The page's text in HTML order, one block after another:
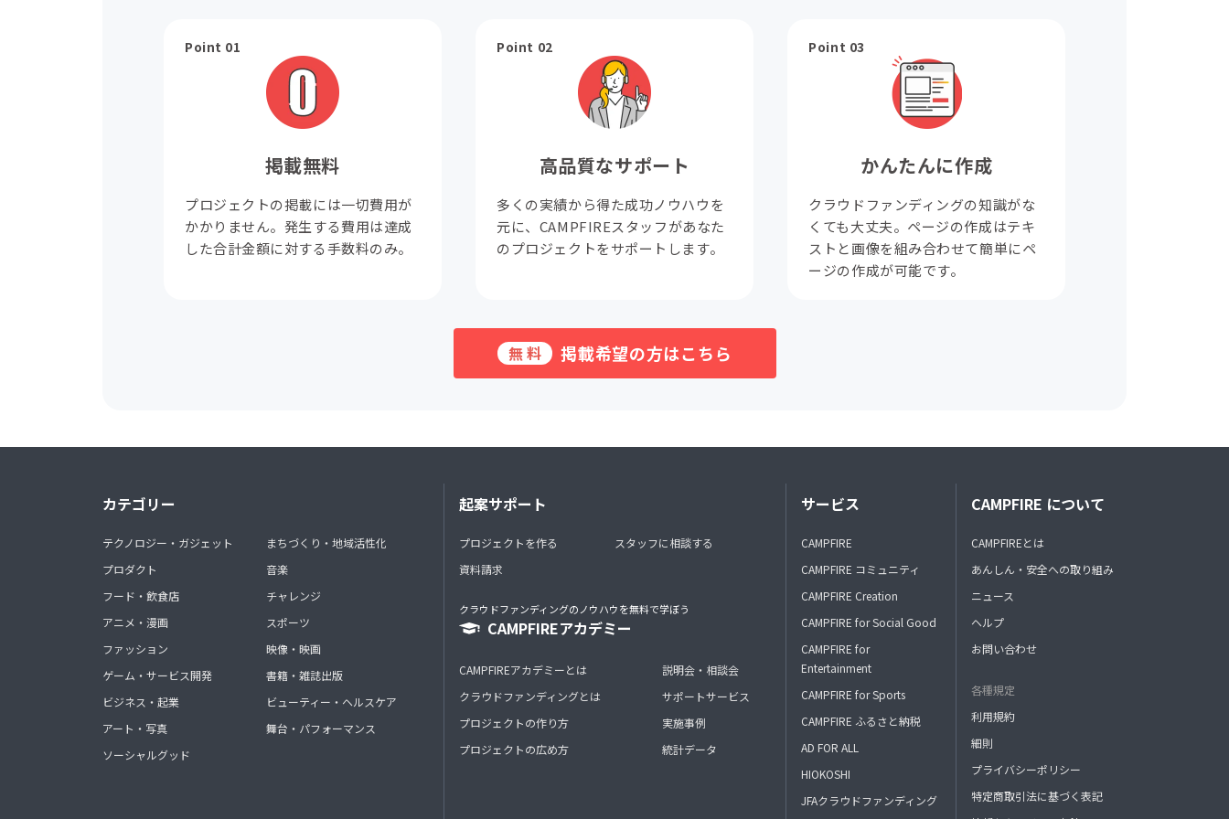
Point 01
掲載無料
プロジェクトの掲載には一切費用が
かかりません。発生する費用は達成
した合計金額に対する手数料のみ。
Point 02
高品質なサポート
多くの実績から得た成功ノウハウを
元に、CAMPFIREスタッフがあなた
のプロジェクトをサポートします。
Point 03
かんたんに作成
クラウドファンディングの知識がな
くても大丈夫。ページの作成はテキ
ストと画像を組み合わせて簡単にペ
ージの作成が可能です。
無料 掲載希望の方はこちら
カテゴリー
テクノロジー・ガジェット
プロダクト
フード・飲食店
アニメ・漫画
ファッション
ゲーム・サービス開発
ビジネス・起業
アート・写真
ソーシャルグッド
まちづくり・地域活性化
音楽
チャレンジ
スポーツ
映像・映画
書籍・雑誌出版
ビューティー・ヘルスケア
舞台・パフォーマンス
起案サポート
プロジェクトを作る
資料請求
スタッフに相談する
クラウドファンディングのノウハウを無料で学ぼう
CAMPFIREアカデミー
CAMPFIREアカデミーとは
クラウドファンディングとは
プロジェクトの作り方
プロジェクトの広め方
説明会・相談会
サポートサービス
実施事例
統計データ
サービス
CAMPFIRE
CAMPFIRE コミュニティ
CAMPFIRE Creation
CAMPFIRE for Social Good
CAMPFIRE for
Entertainment
CAMPFIRE for Sports
CAMPFIRE ふるさと納税
AD FOR ALL
HIOKOSHI
JFAクラウドファンディング
CAMPFIRE について
CAMPFIREとは
あんしん・安全への取り組み
ニュース
ヘルプ
お問い合わせ
各種規定
利用規約
細則
プライバシーポリシー
特定商取引法に基づく表記